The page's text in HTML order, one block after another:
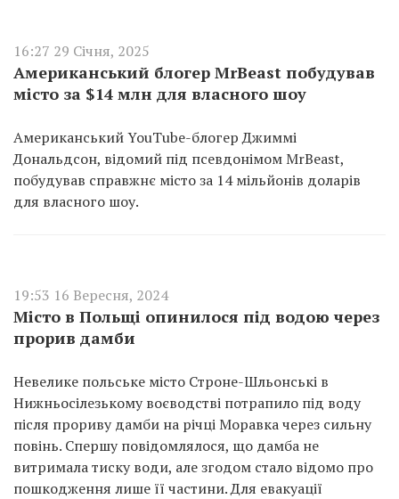
16:27 29 Січня, 2025
Американський блогер MrBeast побудував
місто за $14 млн для власного шоу
Американський YouTube-блогер Джиммі
Дональдсон, відомий під псевдонімом MrBeast,
побудував справжнє місто за 14 мільйонів доларів
для власного шоу.
19:53 16 Вересня, 2024
Місто в Польщі опинилося під водою через
прорив дамби
Невелике польське місто Строне-Шльонські в
Нижньосілезькому воєводстві потрапило під воду
після прориву дамби на річці Моравка через сильну
повінь. Спершу повідомлялося, що дамба не
витримала тиску води, але згодом стало відомо про
пошкодження лише її частини. Для евакуації